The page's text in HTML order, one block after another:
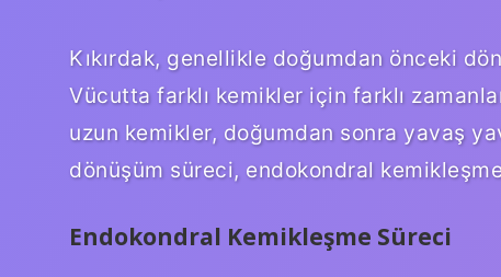
Kıkırdak, genellikle doğumdan önceki
Vücutta farklı kemikler için farklı
uzun kemikler, doğumdan sonra yavaş
dönüşüm süreci, endokondral kemikleşme
Endokondral Kemikleşme Süreci